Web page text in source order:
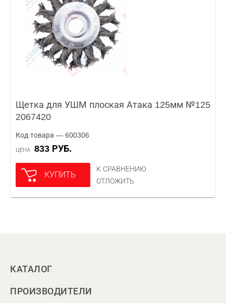
Щетка для УШМ плоская Атака 125мм №125
2067420
Код товара — 600306
ЦЕНА 833 РУБ.
КУПИТЬ
К СРАВНЕНИЮ
ОТЛОЖИТЬ
КАТАЛОГ
ПРОИЗВОДИТЕЛИ